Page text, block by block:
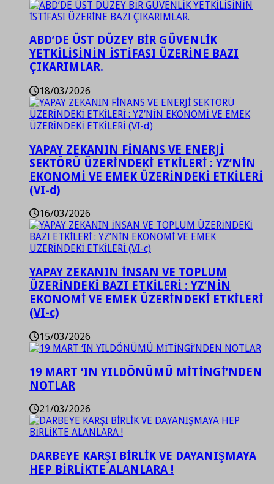
ABD’DE ÜST DÜZEY BİR GÜVENLİK
YETKİLİSİNİN İSTİFASI ÜZERİNE BAZI
ÇIKARIMLAR.
18/03/2026
YAPAY ZEKANIN FİNANS VE ENERJİ
SEKTÖRÜ ÜZERİNDEKİ ETKİLERİ : YZ’NİN
EKONOMİ VE EMEK ÜZERİNDEKİ ETKİLERİ
(VI-d)
16/03/2026
YAPAY ZEKANIN İNSAN VE TOPLUM
ÜZERİNDEKİ BAZI ETKİLERİ : YZ’NİN
EKONOMİ VE EMEK ÜZERİNDEKİ ETKİLERİ
(VI-c)
15/03/2026
19 MART ‘IN YILDÖNÜMÜ MİTİNGİ’NDEN
NOTLAR
21/03/2026
DARBEYE KARŞI BİRLİK VE DAYANIŞMAYA
HEP BİRLİKTE ALANLARA !